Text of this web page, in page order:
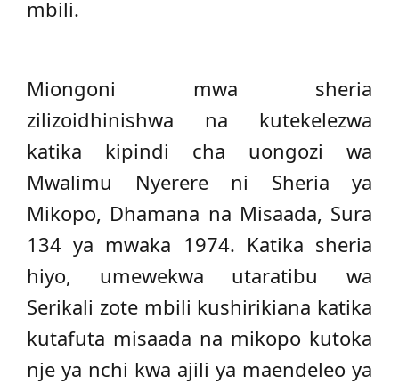
mbili.
Miongoni mwa sheria
zilizoidhinishwa na kutekelezwa
katika kipindi cha uongozi wa
Mwalimu Nyerere ni Sheria ya
Mikopo, Dhamana na Misaada, Sura
134 ya mwaka 1974. Katika sheria
hiyo, umewekwa utaratibu wa
Serikali zote mbili kushirikiana katika
kutafuta misaada na mikopo kutoka
nje ya nchi kwa ajili ya maendeleo ya